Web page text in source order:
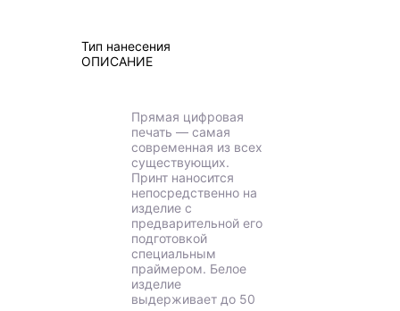
Тип нанесения
ОПИСАНИЕ
Прямая цифровая
печать — самая
современная из всех
существующих.
Принт наносится
непосредственно на
изделие с
предварительной его
подготовкой
специальным
праймером. Белое
изделие
выдерживает до 50